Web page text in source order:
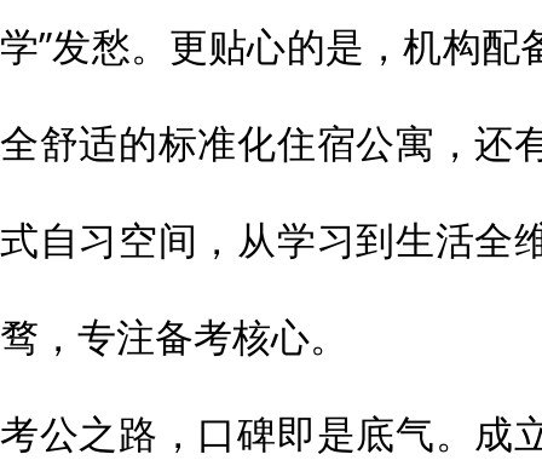
学”发愁。更贴心的是，机构
全舒适的标准化住宿公寓，还
式自习空间，从学习到生活全
骛，专注备考核心。
考公之路，口碑即是底气。成